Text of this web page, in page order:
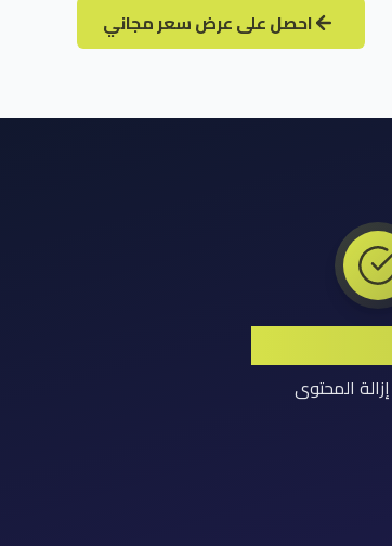
احصل على عرض سعر مجاني
مرتفع
المحتوى